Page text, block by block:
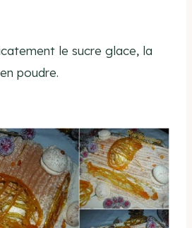
le sucre glace, la
poudre.